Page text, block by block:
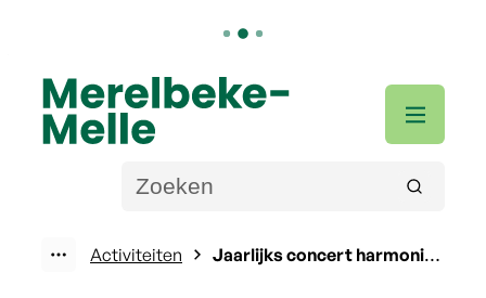
Naar inhoud
Merelbeke-Melle
Wat zoek je?
Zoeken
Menu
Toon alle broodkruimel items
Activiteiten Jaarlijks concert harmonie Merelbeke